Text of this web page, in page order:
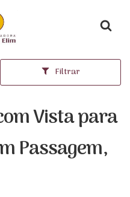
inicial
Filtrar
Vista para
Passagem,